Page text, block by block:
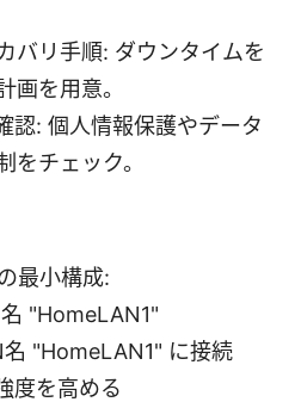
バリ手順: ダウンタイムを
画を用意。
認: 個人情報保護やデータ
をチェック。
最小構成:
"HomeLAN1"
"HomeLAN1" に接続
度を高める